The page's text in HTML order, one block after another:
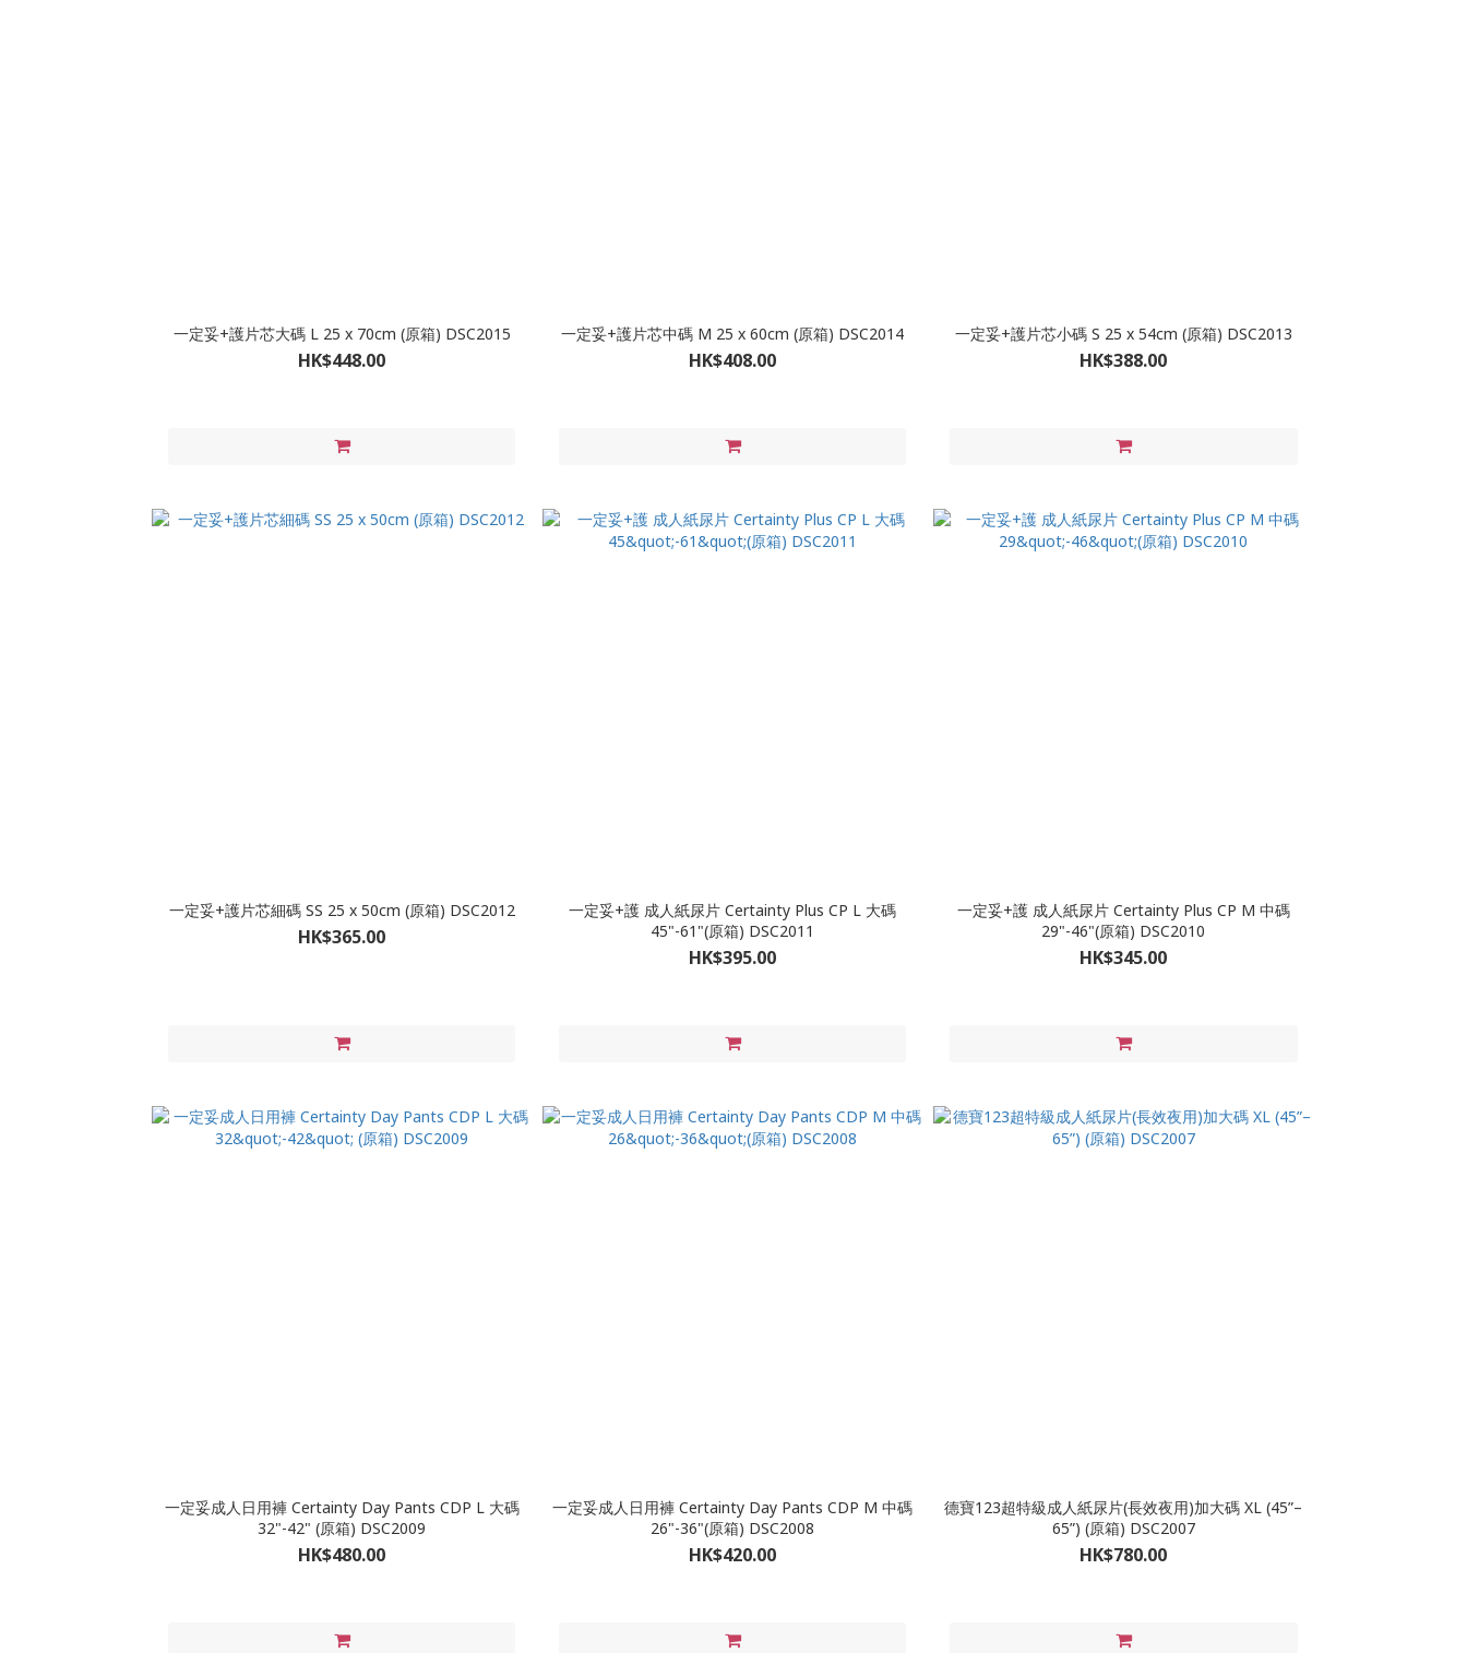
一定妥+護片芯大碼 L 25 x 70cm (原箱) DSC2015
HK$448.00
一定妥+護片芯中碼 M 25 x 60cm (原箱) DSC2014
HK$408.00
一定妥+護片芯小碼 S 25 x 54cm (原箱) DSC2013
HK$388.00
一定妥+護片芯細碼 SS 25 x 50cm (原箱) DSC2012
HK$365.00
一定妥+護 成人紙尿片 Certainty Plus CP L 大碼
45"-61"(原箱) DSC2011
HK$395.00
一定妥+護 成人紙尿片 Certainty Plus CP M 中碼
29"-46"(原箱) DSC2010
HK$345.00
一定妥成人日用褲 Certainty Day Pants CDP L 大碼
32"-42" (原箱) DSC2009
HK$480.00
一定妥成人日用褲 Certainty Day Pants CDP M 中碼
26"-36"(原箱) DSC2008
HK$420.00
德寶123超特級成人紙尿片(長效夜用)加大碼 XL (45”–
65”) (原箱) DSC2007
HK$780.00